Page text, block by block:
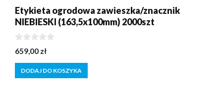
Etykieta ogrodowa zawieszka/znacznik
NIEBIESKI (163,5x100mm) 2000szt
0
z
5
659,00 zł
DODAJ DO KOSZYKA